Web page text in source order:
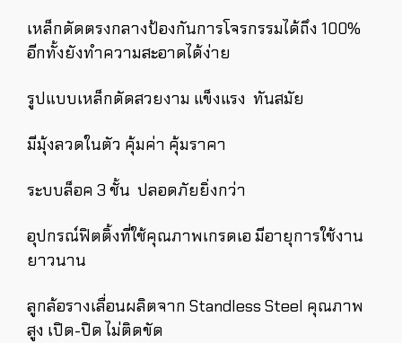
เหล็กดัดตรงกลางป้องกันการโจรกรรมได้ถึง 100%
อีกทั้งยังทำความสะอาดได้ง่าย
รูปแบบเหล็กดัดสวยงาม แข็งแรง ทันสมัย
มีมุ้งลวดในตัว คุ้มค่า คุ้มราคา
ระบบล็อค 3 ชั้น ปลอดภัยยิ่งกว่า
อุปกรณ์ฟิตติ้งที่ใช้คุณภาพเกรดเอ มีอายุการใช้งาน
ยาวนาน
ลูกล้อรางเลื่อนผลิตจาก Standless Steel คุณภาพ
สูง เปิด-ปิด ไม่ติดขัด